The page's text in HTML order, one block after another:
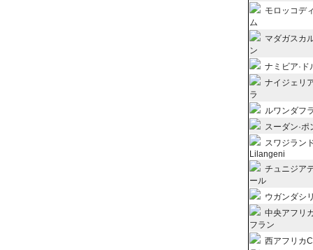
モロッコデ
ム
マダガスカ
ン
ナミビア·ド
ナイジェリ
ラ
ルワンダフ
スーダン·ポ
スワジラン
Lilangeni
チュニジア
ール
ウガンダシ
中央アフリ
フラン
西アフリカ